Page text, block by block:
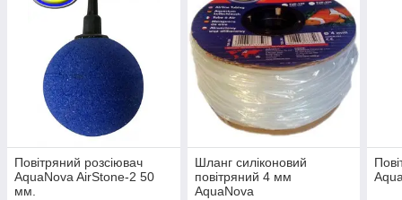
Повітряний розсіювач
AquaNova AirStone-2 50
мм.
Шланг силіконовий
повітряний 4 мм
AquaNova